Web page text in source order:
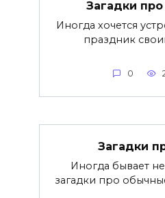
Загадки
Иногда хочется
праздник
0
Загадки
Иногда бывает
загадки про